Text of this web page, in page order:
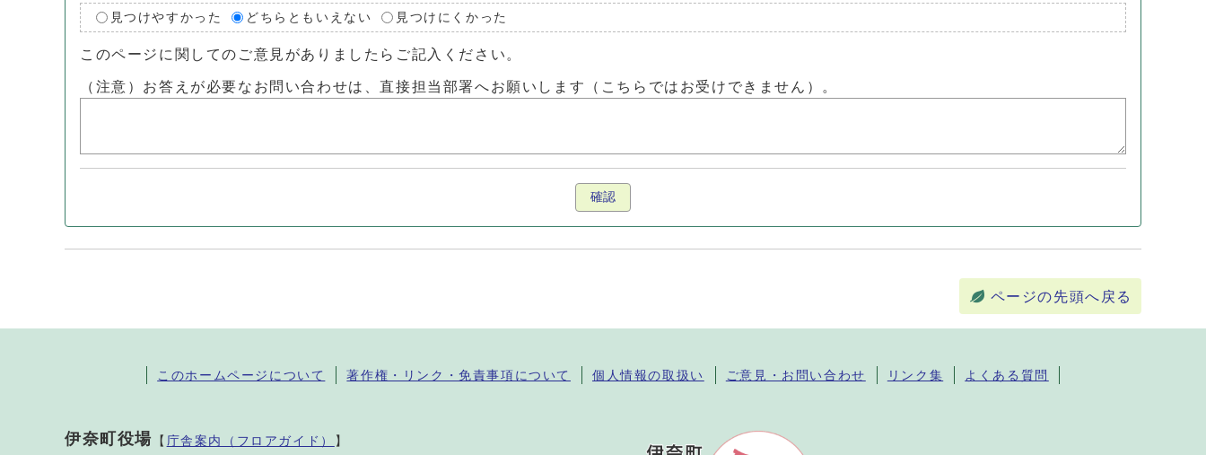
見つけやすかった どちらともいえない 見つけにくかった
このページに関してのご意見がありましたらご記入ください。
（注意）お答えが必要なお問い合わせは、直接担当部署へお願いします（こちらではお受けできません）。
確認
ページの先頭へ戻る
このホームページについて 著作権・リンク・免責事項について 個人情報の取扱い ご意見・お問い合わせ リンク集 よくある質問
伊奈町役場 【 庁舎案内（フロアガイド） 】